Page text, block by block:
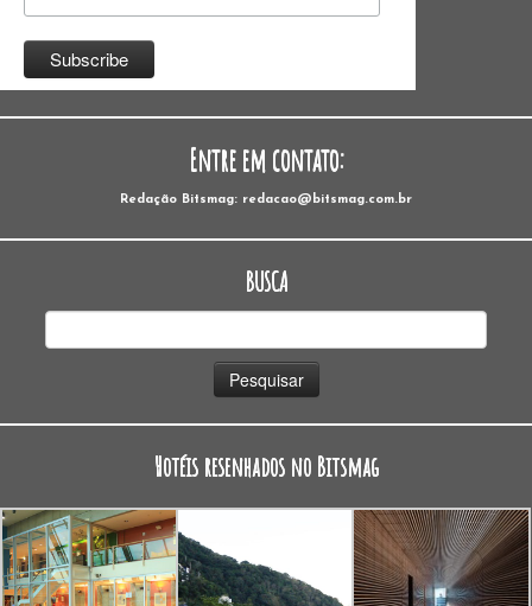
Entre em contato:
Redação Bitsmag: redacao@bitsmag.com.br
BUSCA
Hotéis resenhados no Bitsmag